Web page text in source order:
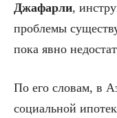
Джафарли,
проблемы
пока явно
По его словам, в
социальной